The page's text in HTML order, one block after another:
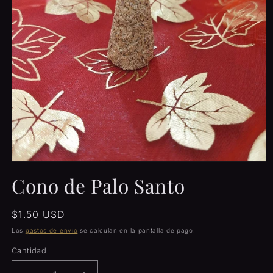
multimedia
1
una
ventana
modal
Cono de Palo Santo
Precio
habitual
$1.50 USD
Los gastos de envío se calculan en la pantalla de pago.
Cantidad
Cantidad